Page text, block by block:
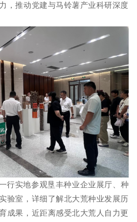
，推动党建与马铃薯产业科研深度
行实地参观垦丰种业企业展厅、种
验室，详细了解北大荒种业发展历
成果，近距离感受北大荒人自力更